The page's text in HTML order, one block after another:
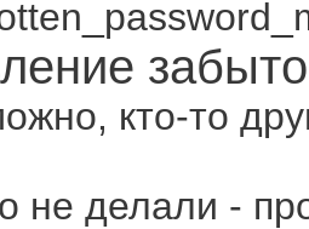
кто-то
не делали -